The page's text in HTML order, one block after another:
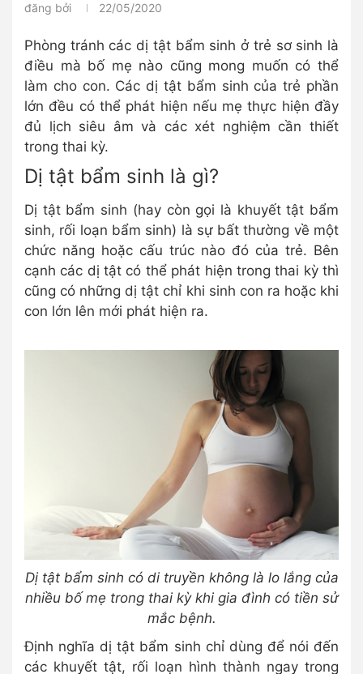
đăng bởi 22/05/2020
Phòng tránh các dị tật bẩm sinh ở trẻ sơ sinh là
điều mà bố mẹ nào cũng mong muốn có thể
làm cho con. Các dị tật bẩm sinh của trẻ phần
lớn đều có thể phát hiện nếu mẹ thực hiện đầy
đủ lịch siêu âm và các xét nghiệm cần thiết
trong thai kỳ.
Dị tật bẩm sinh là gì?
Dị tật bẩm sinh (hay còn gọi là khuyết tật bẩm
sinh, rối loạn bẩm sinh) là sự bất thường về một
chức năng hoặc cấu trúc nào đó của trẻ. Bên
cạnh các dị tật có thể phát hiện trong thai kỳ thì
cũng có những dị tật chỉ khi sinh con ra hoặc khi
con lớn lên mới phát hiện ra.
Dị tật bẩm sinh có di truyền không là lo lắng của
nhiều bố mẹ trong thai kỳ khi gia đình có tiền sử
mắc bệnh.
Định nghĩa dị tật bẩm sinh chỉ dùng để nói đến
các khuyết tật, rối loạn hình thành ngay trong